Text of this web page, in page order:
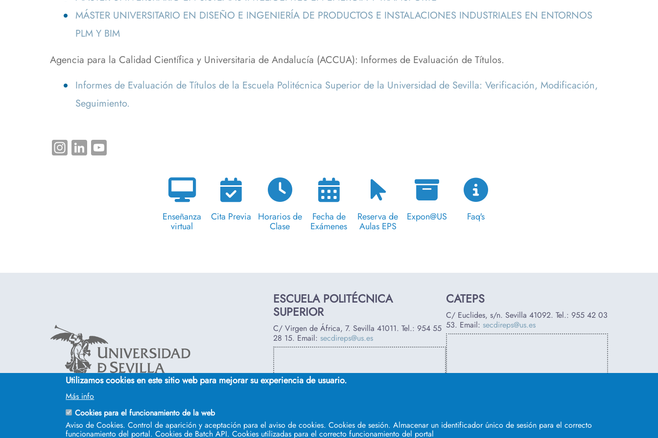
MÁSTER UNIVERSITARIO EN DISEÑO E INGENIERÍA DE PRODUCTOS E INSTALACIONES INDUSTRIALES EN ENTORNOS
PLM Y BIM
Agencia para la Calidad Científica y Universitaria de Andalucía (ACCUA): Informes de Evaluación de Títulos.
Informes de Evaluación de Títulos de la Escuela Politécnica Superior de la Universidad de Sevilla: Verificación, Modificación,
Seguimiento.
Instagram
LinkedIn
Enseñanza
virtual
Cita Previa Horarios de
Clase
Fecha de
Exámenes
Reserva de
Aulas EPS
Expon@US Faq's
conocimiento
ESCUELA POLITÉCNICA
SUPERIOR
C/ Virgen de África, 7. Sevilla 41011. Tel.: 954 55
28 15. Email: secdireps@us.es
CATEPS
C/ Euclides, s/n. Sevilla 41092. Tel.:955 42 03
53. Email:secdireps@us.es
Utilizamos cookies en este sitio web para mejorar su experiencia de usuario.
Más info
Cookies para el funcionamiento de la web
Aviso de Cookies. Control de aparición y aceptación para el aviso de cookies. Cookies de sesión. Almacenar un identificador único de sesión para el correcto
funcionamiento del portal. Cookies de Batch API. Cookies utilizadas para el correcto funcionamiento del portal